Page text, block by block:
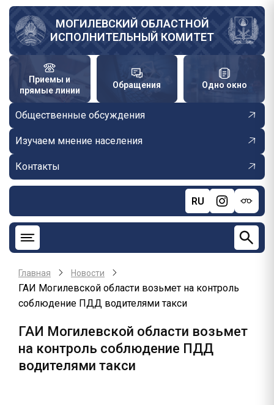
Перейти
основному
содержанию
МОГИЛЕВСКИЙ ОБЛАСТНОЙ
ИСПОЛНИТЕЛЬНЫЙ КОМИТЕТ
Приемы и
прямые линии
Обращения Одно окно
Общественные обсуждения
Изучаем мнение населения
Контакты
RU
Главная Новости
ГАИ Могилевской области возьмет на контроль
соблюдение ПДД водителями такси
ГАИ Могилевской области возьмет
на контроль соблюдение ПДД
водителями такси